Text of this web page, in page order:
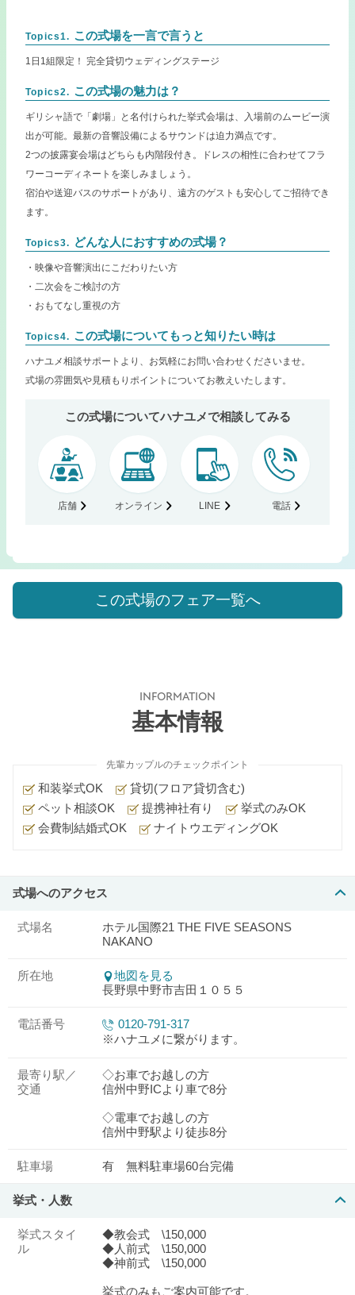
Topics1. この式場を一言で言うと
1日1組限定！ 完全貸切ウェディングステージ
Topics2. この式場の魅力は？
ギリシャ語で「劇場」と名付けられた挙式会場は、入場前のムービー演
出が可能。最新の音響設備によるサウンドは迫力満点です。
2つの披露宴会場はどちらも内階段付き。ドレスの相性に合わせてフラ
ワーコーディネートを楽しみましょう。
宿泊や送迎バスのサポートがあり、遠方のゲストも安心してご招待でき
ます。
Topics3. どんな人におすすめの式場？
・映像や音響演出にこだわりたい方
・二次会をご検討の方
・おもてなし重視の方
Topics4. この式場についてもっと知りたい時は
ハナユメ相談サポートより、お気軽にお問い合わせくださいませ。
式場の雰囲気や見積もりポイントについてお教えいたします。
この式場についてハナユメで相談してみる
店舗 オンライン LINE 電話
この式場のフェア一覧へ
INFORMATION
基本情報
先輩カップルのチェックポイント
和装挙式OK
貸切(フロア貸切含む)
ペット相談OK
提携神社有り
挙式のみOK
会費制結婚式OK
ナイトウエディングOK
式場へのアクセス
式場名
ホテル国際21 THE FIVE SEASONS
NAKANO
所在地
地図を見る
長野県中野市吉田１０５５
電話番号
0120-791-317
※ハナユメに繋がります。
最寄り駅／
交通
◇お車でお越しの方
信州中野ICより車で8分
◇電車でお越しの方
信州中野駅より徒歩8分
駐車場 有 無料駐車場60台完備
挙式・人数
挙式スタイ
ル
◆教会式 \150,000
◆人前式 \150,000
◆神前式 \150,000
挙式のみもご案内可能です。